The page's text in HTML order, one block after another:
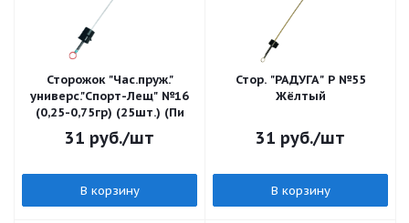
Сторожок "Час.пруж."
универс."Спорт-Лещ" №16
(0,25-0,75гр) (25шт.) (Пи
31 руб./шт
В корзину
Стор. "РАДУГА" Р №55
Жёлтый
31 руб./шт
В корзину